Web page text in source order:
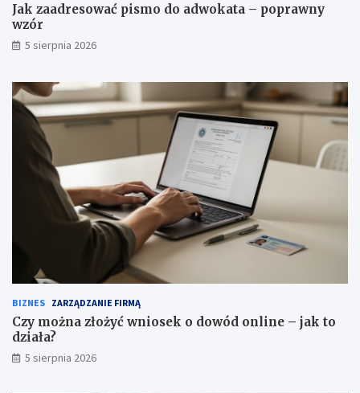
Jak zaadresować pismo do adwokata – poprawny
wzór
5 sierpnia 2026
BIZNES ZARZĄDZANIE FIRMĄ
Czy można złożyć wniosek o dowód online – jak to
działa?
5 sierpnia 2026